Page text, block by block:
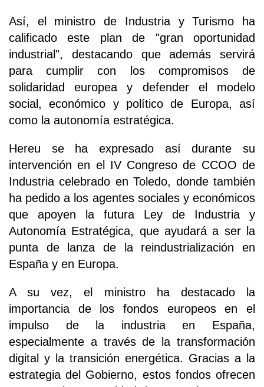
Así, el ministro de Industria y Turismo ha
calificado este plan de "gran oportunidad
industrial", destacando que además servirá
para cumplir con los compromisos de
solidaridad europea y defender el modelo
social, económico y político de Europa, así
como la autonomía estratégica.
Hereu se ha expresado así durante su
intervención en el IV Congreso de CCOO de
Industria celebrado en Toledo, donde también
ha pedido a los agentes sociales y económicos
que apoyen la futura Ley de Industria y
Autonomía Estratégica, que ayudará a ser la
punta de lanza de la reindustrialización en
España y en Europa.
A su vez, el ministro ha destacado la
importancia de los fondos europeos en el
impulso de la industria en España,
especialmente a través de la transformación
digital y la transición energética. Gracias a la
estrategia del Gobierno, estos fondos ofrecen